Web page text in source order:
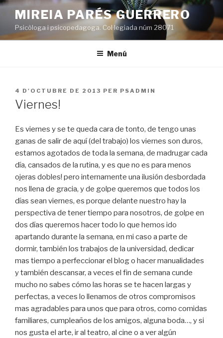
Vés
contingut
MIREIA PARÉS GUERRERO
Psicòloga i psicopedagoga. Col·legiada núm 28071
Menú
PUBLICAT
A
4 D'OCTUBRE DE 2013 PER PSADMIN
Viernes!
Es viernes y se te queda cara de tonto, de tengo unas
ganas de salir de aquí (del trabajo) los viernes son duros,
estamos agotados de toda la semana, de madrugar cada
día, cansados de la rutina, y es que no es para menos
ojeras dobles! pero internamente una ilusión desbordada
nos llena de gracia, y de golpe queremos que todos los
días sean viernes, es porque delante nuestro hay la
perspectiva de tener tiempo para nosotros, de golpe en
dos días queremos hacer todo lo que hemos ido
apartando durante la semana, en mi caso a parte de
dormir, también los trabajos de la universidad, dedicar
mas tiempo a perfeccionar el blog o hacer manualidades
y también descansar, a veces el fin de semana cunde
mucho no sabes cómo las horas se te hacen largas y
perfectas, a veces lo llenamos de otros compromisos
mas agradables para unos que para otros, como comidas
familiares, cumpleaños de los amigos, alguna boda…, y si
nos gusta el arte, ir al teatro, al cine o a ver algún